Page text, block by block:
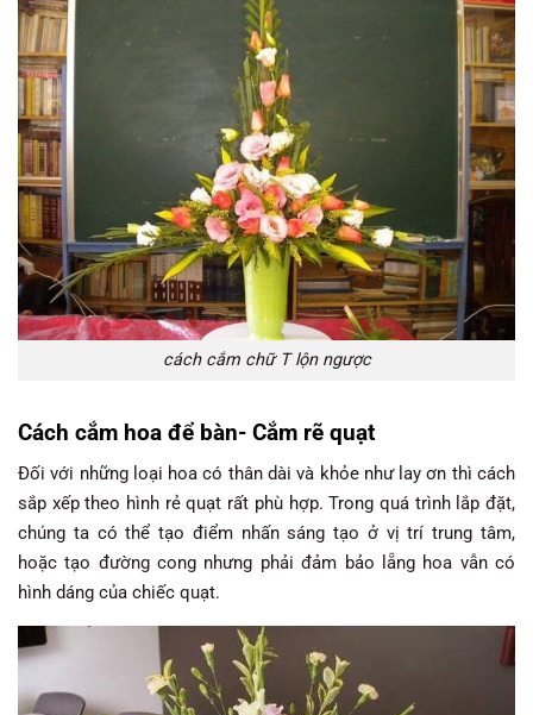
cách cắm chữ T lộn ngược
Cách cắm hoa để bàn- Cắm rẽ quạt
Đối với những loại hoa có thân dài và khỏe như lay ơn thì cách
sắp xếp theo hình rẻ quạt rất phù hợp. Trong quá trình lắp đặt,
chúng ta có thể tạo điểm nhấn sáng tạo ở vị trí trung tâm,
hoặc tạo đường cong nhưng phải đảm bảo lẵng hoa vẫn có
hình dáng của chiếc quạt.